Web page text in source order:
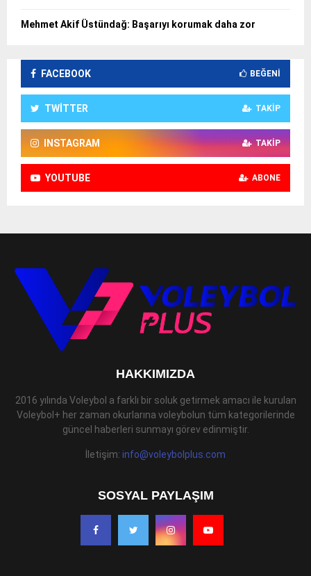
Mehmet Akif Üstündağ: Başarıyı korumak daha zor
FACEBOOK BEĞENI
TWITTER TAKIP
INSTAGRAM TAKIP
YOUTUBE ABONE
HAKKIMIZDA
2016 yılında Voleybol a farklı bir soluk getirmek amacı ile kurulan
Voleybol+ her zaman okurlarına voleybolun tüm kategorilerinde
güncel haberleri sunmayı görev edinmiştir.
İletişim: info@voleybolplus.com
SOSYAL PAYLAŞIM